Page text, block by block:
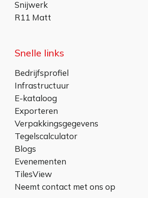
Snijwerk
R11 Matt
Snelle links
Bedrijfsprofiel
Infrastructuur
E-kataloog
Exporteren
Verpakkingsgegevens
Tegelscalculator
Blogs
Evenementen
TilesView
Neemt contact met ons op